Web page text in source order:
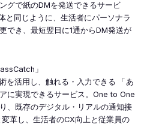
グで紙のDMを発送できるサービ
と同じように、生活者にパーソナラ
でき、最短翌日に1通からDM発送が
」
を活用し、触れる・入力できる
「あ
に実現できるサービス。One to One
、既存のデジタル・リアルの通知接
革し、生活者のCX向上と従業員の